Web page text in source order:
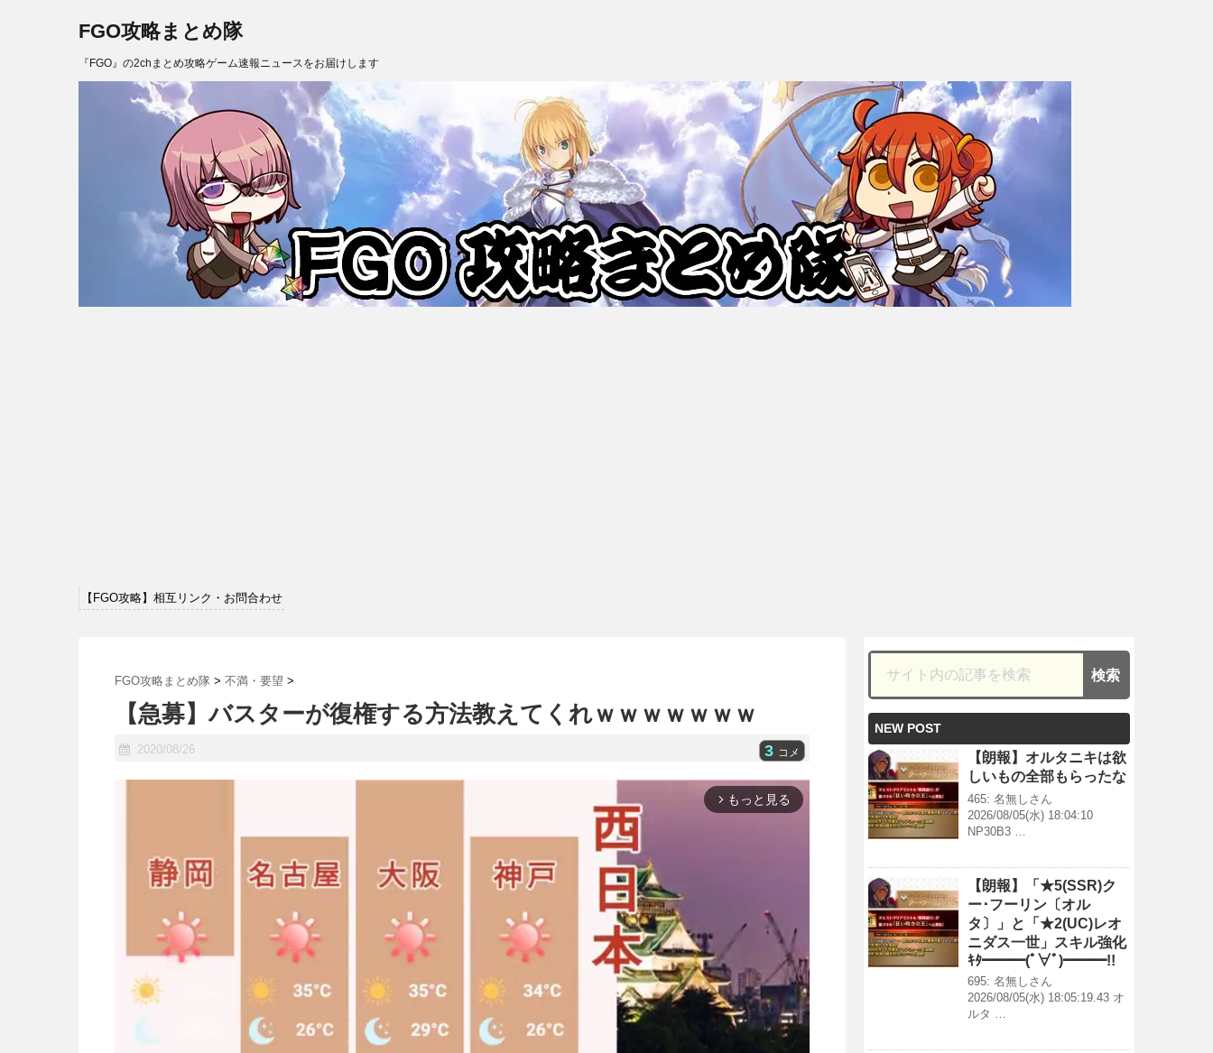
FGO攻略まとめ隊
『FGO』の2chまとめ攻略ゲーム速報ニュースをお届けします
【FGO攻略】相互リンク・お問合わせ
FGO攻略まとめ隊 > 不満・要望 >
【急募】バスターが復権する方法教えてくれｗｗｗｗｗｗｗ
2020/08/26 3 コメ
arrow_forward_ios もっと見る
NEW POST
【朗報】オルタニキは欲
しいもの全部もらったな
465: 名無しさん
2026/08/05(水) 18:04:10
NP30B3 …
【朗報】「★5(SSR)ク
ー･フーリン〔オル
タ〕」と「★2(UC)レオ
ニダス一世」スキル強化
ｷﾀ━━━(ﾟ∀ﾟ)━━━!!
695: 名無しさん
2026/08/05(水) 18:05:19.43 オ
ルタ …